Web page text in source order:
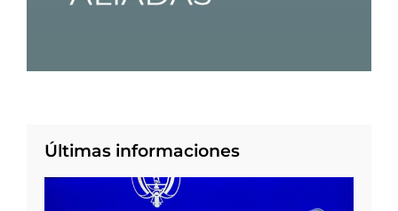
Últimas informaciones